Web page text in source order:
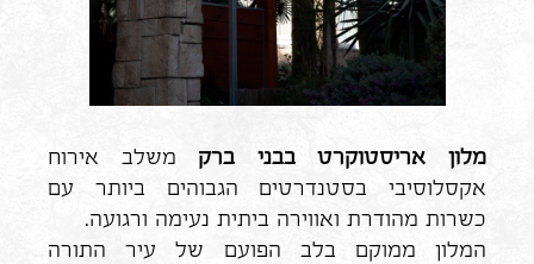
מלון אריסטוקרט בבני ברק משלב אירוח
אקסלוסיבי בסטנדרטים הגבוהים ביותר עם
כשרות מהודרת ואווירה ביתית נעימה ורגועה.
המלון ממוקם בלב הפועם של עיר התורה